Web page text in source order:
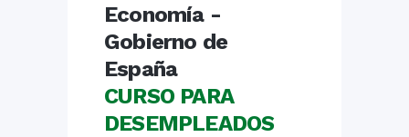
CURSO PARA
DESEMPLEADOS